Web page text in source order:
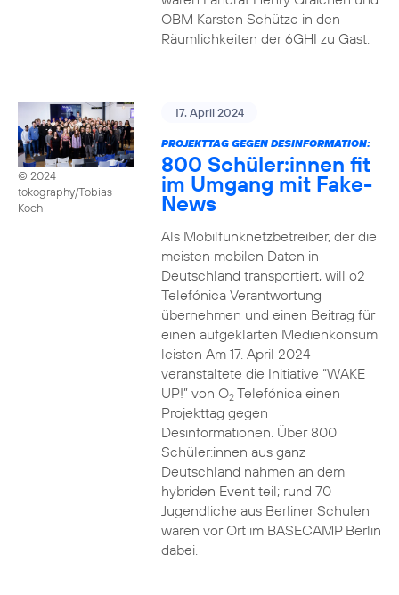
OBM Karsten Schütze in den
Räumlichkeiten der 6GHI zu Gast.
© 2024
tokography/Tobias
Koch
17. April 2024
PROJEKTTAG GEGEN DESINFORMATION:
800 Schüler:innen fit
im Umgang mit Fake-
News
Als Mobilfunknetzbetreiber, der die
meisten mobilen Daten in
Deutschland transportiert, will o2
Telefónica Verantwortung
übernehmen und einen Beitrag für
einen aufgeklärten Medienkonsum
leisten Am 17. April 2024
veranstaltete die Initiative “WAKE
UP!” von O2Telefónica einen
Projekttag gegen
Desinformationen. Über 800
Schüler:innen aus ganz
Deutschland nahmen an dem
hybriden Event teil; rund 70
Jugendliche aus Berliner Schulen
waren vor Ort im BASECAMP Berlin
dabei.